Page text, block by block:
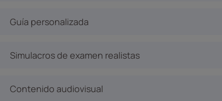
Guía personalizada
Simulacros de examen realistas
Contenido audiovisual